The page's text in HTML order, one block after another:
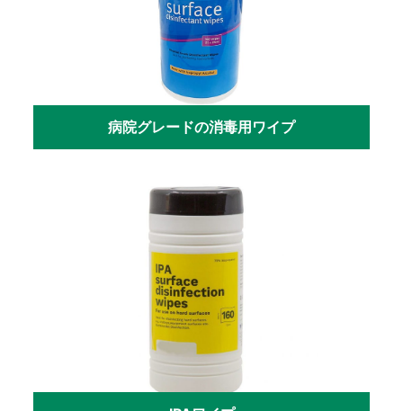
病院グレードの消毒用ワイプ